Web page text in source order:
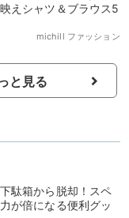
えシャツ＆ブラウス5
michill ファッション
と見る
駄箱から脱却！スペ
が倍になる便利グッ